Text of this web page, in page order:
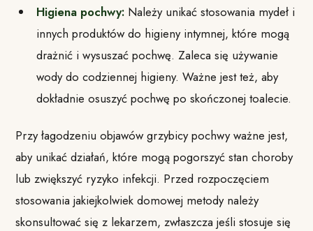
Higiena pochwy:Należy unikać stosowania mydeł i
innych produktów do higieny intymnej, które mogą
drażnić i wysuszać pochwę. Zaleca się używanie
wody do codziennej higieny. Ważne jest też, aby
dokładnie osuszyć pochwę po skończonej toalecie.
Przy łagodzeniu objawów grzybicy pochwy ważne jest,
aby unikać działań, które mogą pogorszyć stan choroby
lub zwiększyć ryzyko infekcji. Przed rozpoczęciem
stosowania jakiejkolwiek domowej metody należy
skonsultować się z lekarzem, zwłaszcza jeśli stosuje się